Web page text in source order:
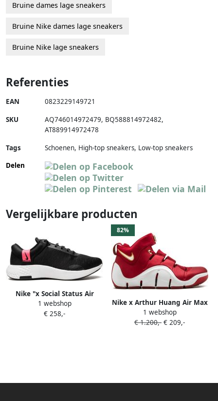
Bruine dames lage sneakers
Bruine Nike dames lage sneakers
Bruine Nike lage sneakers
Referenties
EAN 0823229149721
SKU AQ746014972479, BQ588814972482,
AT889914972478
Tags
Schoenen, High-top sneakers, Low-top sneakers
Delen
Vergelijkbare producten
Nike "x Social Status Air
Penny 2 Cobalt Pulse
sneakers " Blauw
1 webshop
€ 258,-
82%
Nike x Arthur Huang Air Max
1 Flyknit Royal sneakers
Zwart
1 webshop
€ 1.200,- € 209,-